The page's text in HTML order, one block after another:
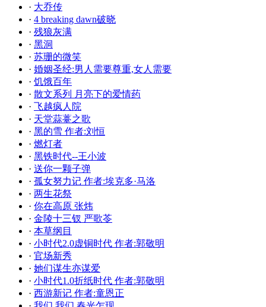
· 大乔传
· 4 breaking dawn破晓
· 残狼灰满
· 黑洞
· 苏珊的微笑
· 婚姻圣经:男人需要尊重,女人需要
· 饥饿百年
· 散文系列 月亮下的爱情药
· 飞越疯人院
· 天堂蒜薹之歌
· 黑的雪 作者:刘恒
· 燃灯者
· 黑铁时代--王小波
· 送你一颗子弹
· 孤女努力记 作者:埃克多·马洛
· 两生花祭
· 你在高原 张炜
· 金陵十三钗 严歌苓
· 本草纲目
· 小时代2.0虚铜时代 作者:郭敬明
· 官场新秀
· 她们谋生亦谋爱
· 小时代1.0折纸时代 作者:郭敬明
· 西游新记 作者:童恩正